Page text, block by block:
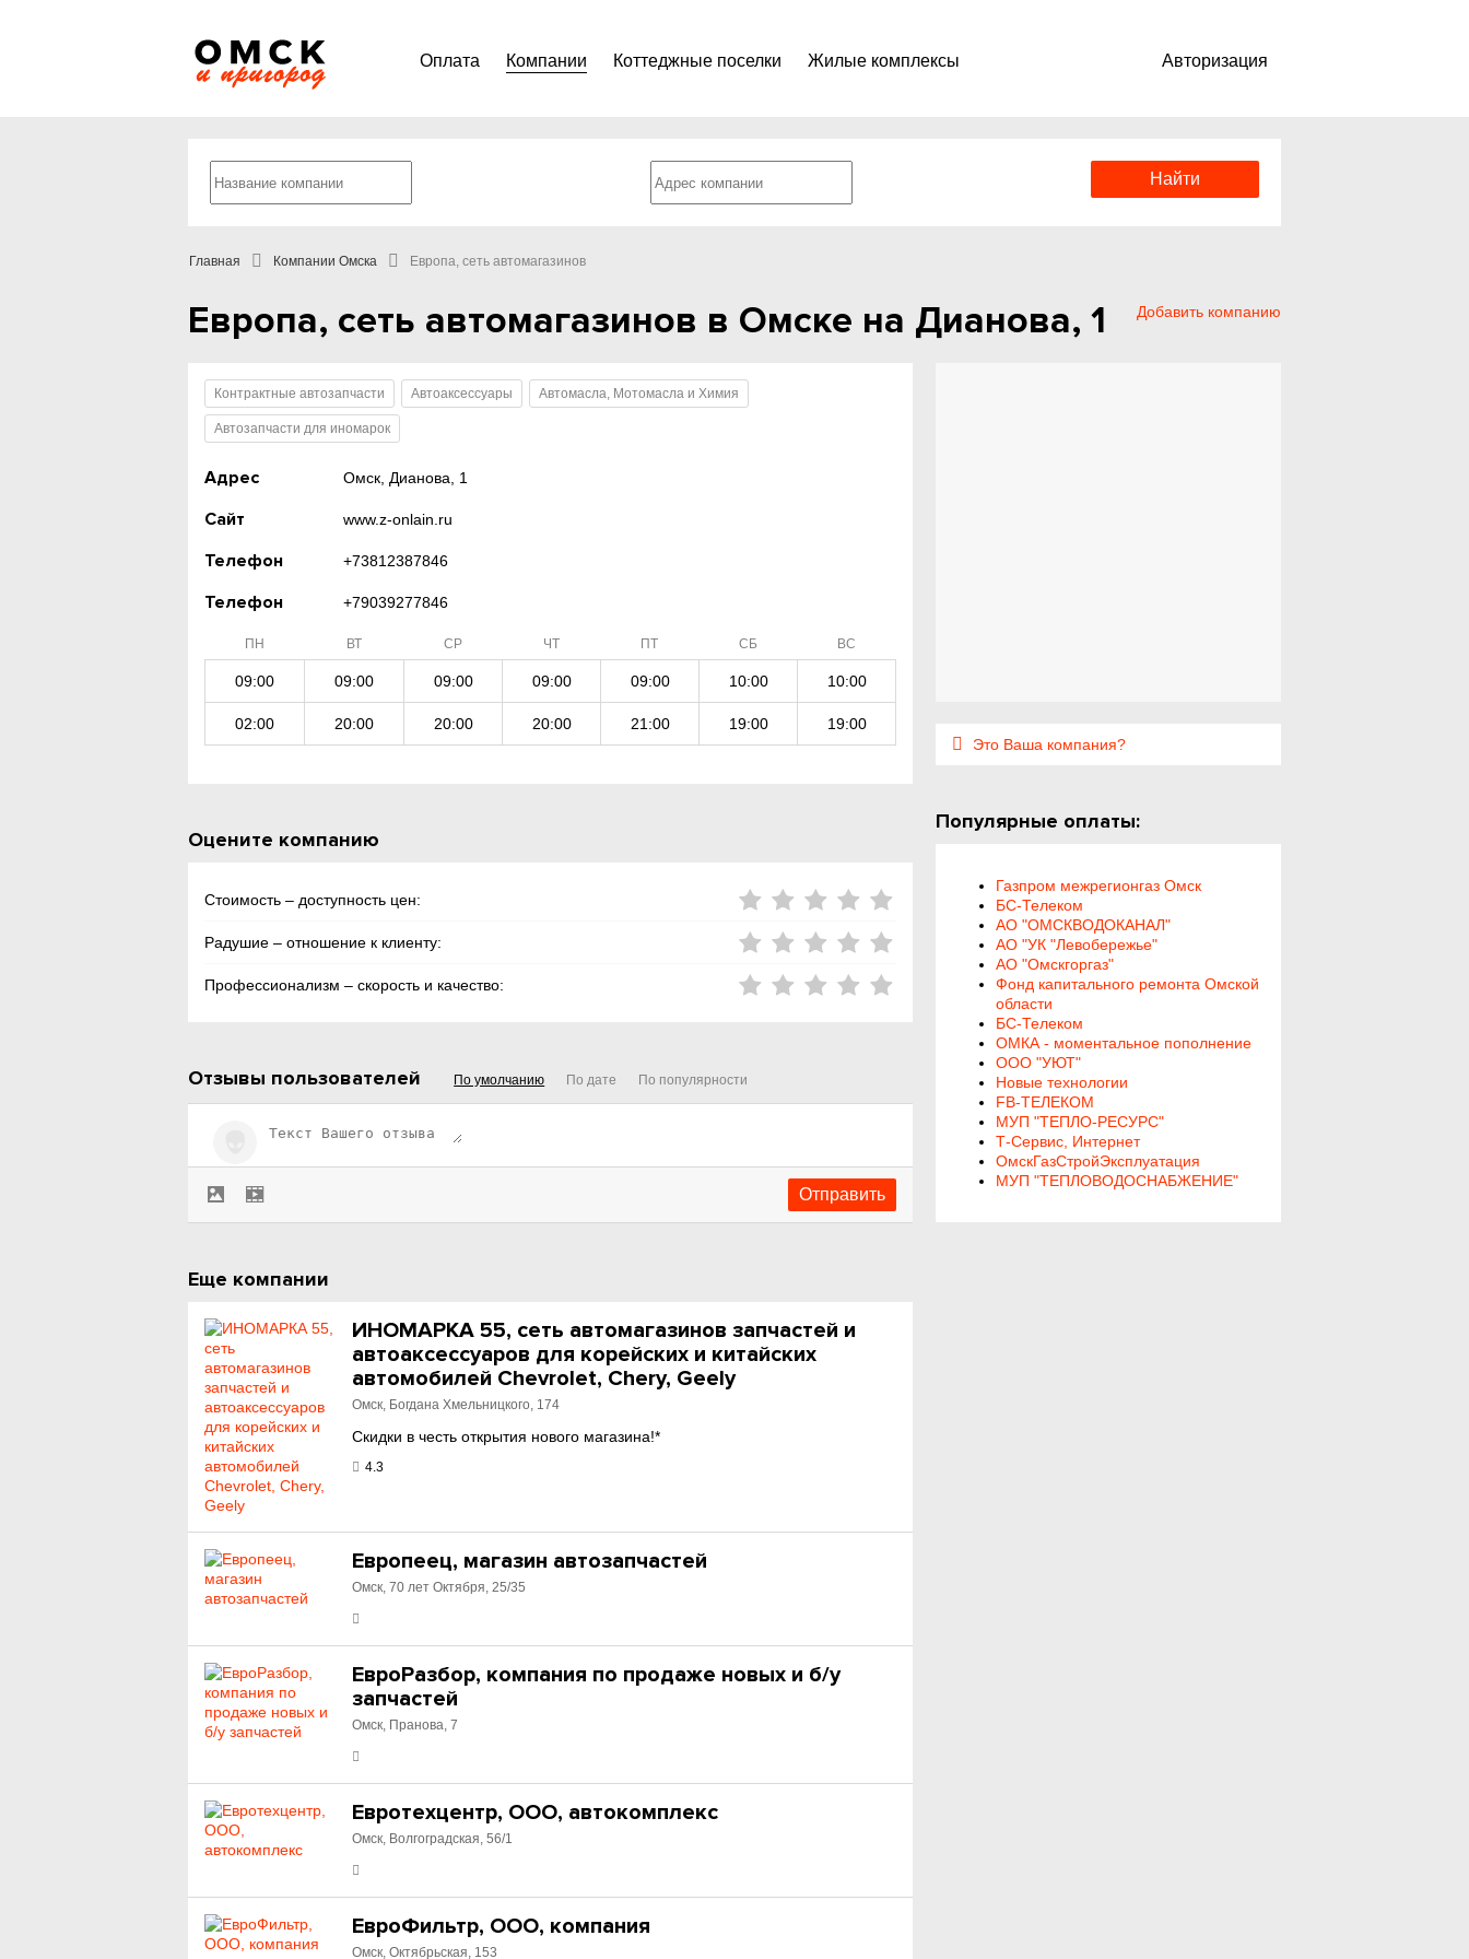
Оплата Компании Коттеджные поселки Жилые комплексы Авторизация
Главная Компании Омска Европа, сеть автомагазинов
Добавить компанию
Европа, сеть автомагазинов в Омске на Дианова, 1
Контрактные автозапчасти Автоаксессуары Автомасла, Мотомасла и Химия
Автозапчасти для иномарок
Адрес Омск, Дианова, 1
Сайт www.z-onlain.ru
Телефон +73812387846
Телефон +79039277846
ПН ВТ СР ЧТ ПТ СБ ВС
09:00 09:00 09:00 09:00 09:00 10:00 10:00
02:00 20:00 20:00 20:00 21:00 19:00 19:00
Оцените компанию
Стоимость – доступность цен:
Радушие – отношение к клиенту:
Профессионализм – скорость и качество:
Отзывы пользователей По умолчанию По дате По популярности
Еще компании
ИНОМАРКА 55, сеть автомагазинов запчастей и
автоаксессуаров для корейских и китайских
автомобилей Chevrolet, Chery, Geely
Омск, Богдана Хмельницкого, 174
Скидки в честь открытия нового магазина!*
4.3
Европеец, магазин автозапчастей
Омск, 70 лет Октября, 25/35
ЕвроРазбор, компания по продаже новых и б/у
запчастей
Омск, Пранова, 7
Евротехцентр, ООО, автокомплекс
Омск, Волгоградская, 56/1
ЕвроФильтр, ООО, компания
Омск, Октябрьская, 153
Это Ваша компания?
Популярные оплаты:
Газпром межрегионгаз Омск
БС-Телеком
АО "ОМСКВОДОКАНАЛ"
АО "УК "Левобережье"
АО "Омскгоргаз"
Фонд капитального ремонта Омской
области
БС-Телеком
ОМКА - моментальное пополнение
ООО "УЮТ"
Новые технологии
FB-ТЕЛЕКОМ
МУП "ТЕПЛО-РЕСУРС"
Т-Сервис, Интернет
ОмскГазСтройЭксплуатация
МУП "ТЕПЛОВОДОСНАБЖЕНИЕ"